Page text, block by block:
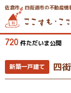
佐倉市・四街道市の不動産情
720 件ただいま公開
新築一戸建て 四